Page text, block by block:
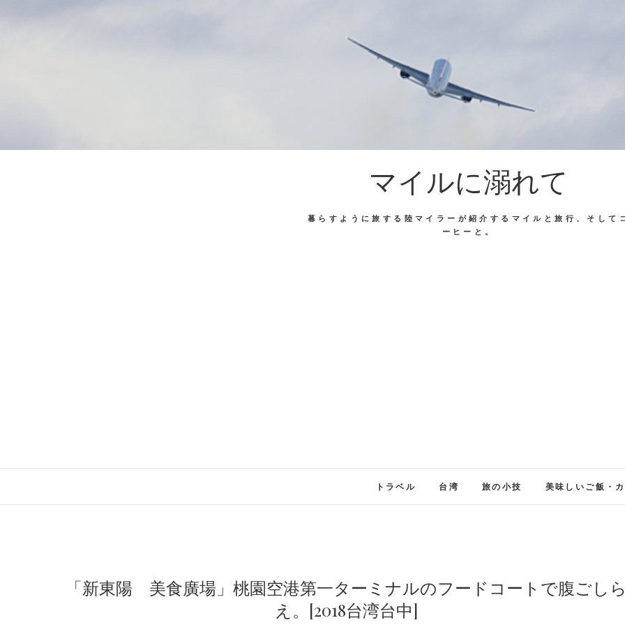
マイルに溺れて
暮らすように旅する陸マイラーが紹介するマイルと旅行、そして
ーヒーと。
トラベル 台湾 旅の小技 美味しいご飯・
「新東陽 美食廣場」桃園空港第一ターミナルのフードコートで腹ごし
え。[2018台湾台中]